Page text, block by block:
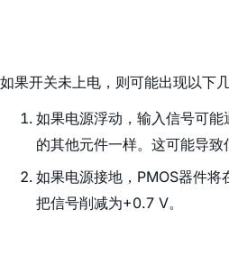
如果开关未上电，则可能出现以下
如果电源浮动，输入信号可
的其他元件一样。这可能导致
如果电源接地，PMOS器件将
把信号削减为+0.7 V。